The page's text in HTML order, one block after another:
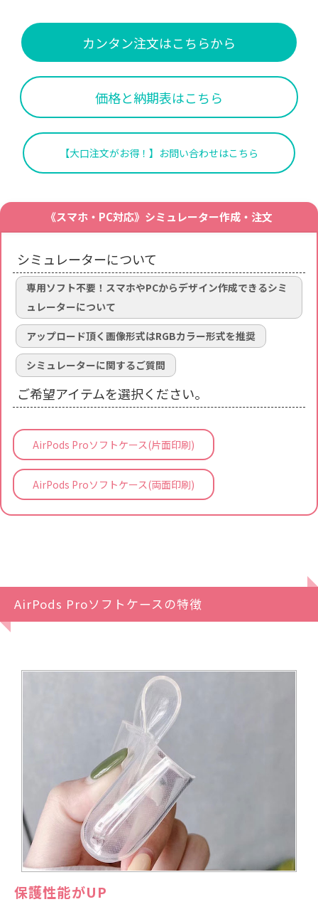
カンタン注文はこちらから
価格と納期表はこちら
【大口注文がお得！】お問い合わせはこちら
《スマホ・PC対応》シミュレーター作成・注文
シミュレーターについて
専用ソフト不要！スマホやPCからデザイン作成できるシミ
ュレーターについて
アップロード頂く画像形式はRGBカラー形式を推奨
シミュレーターに関するご質問
ご希望アイテムを選択ください。
AirPods Proソフトケース(片面印刷)
AirPods Proソフトケース(両面印刷)
AirPods Proソフトケースの特徴
保護性能がUP